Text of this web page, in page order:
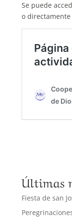
Se puede
o
Últimas
Fiesta de san